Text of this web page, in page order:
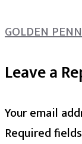
GOLDEN PENN
Leave a
Your email
Required